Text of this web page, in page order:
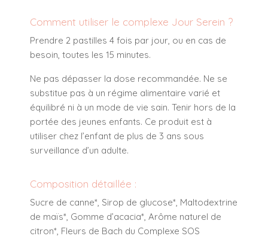
Comment utiliser le complexe Jour Serein ?
Prendre 2 pastilles 4 fois par jour, ou en cas de
besoin, toutes les 15 minutes.
Ne pas dépasser la dose recommandée. Ne se
substitue pas à un régime alimentaire varié et
équilibré ni à un mode de vie sain. Tenir hors de la
portée des jeunes enfants. Ce produit est à
utiliser chez l’enfant de plus de 3 ans sous
surveillance d’un adulte.
Composition détaillée :
Sucre de canne*, Sirop de glucose*, Maltodextrine
de maïs*, Gomme d’acacia*, Arôme naturel de
citron*, Fleurs de Bach du Complexe SOS